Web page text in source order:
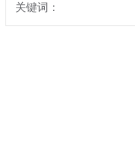
关键词：